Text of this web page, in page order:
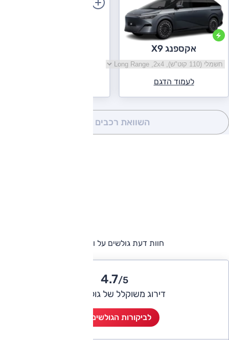
אקספנג X9
בחר גרסה אקספנג X9
לעמוד הדגם
השוואת רכבים
חוות דעת גולשים על וויה דרים
4.7/5
דירוג משוקלל של גולשי אוטו
לביקורות הגולשים (2)